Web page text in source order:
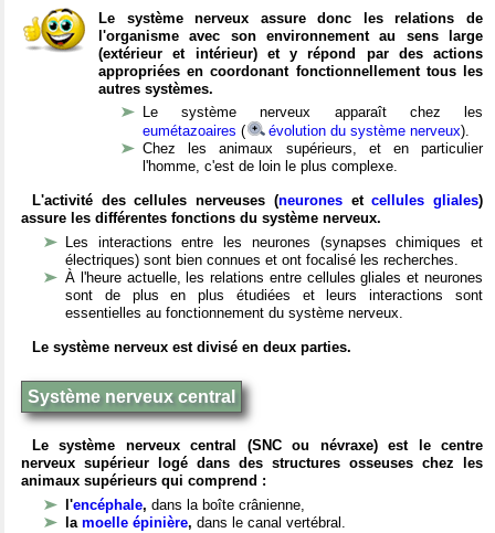
Le système nerveux assure donc les relations de
l'organisme avec son environnement au sens large
(extérieur et intérieur) et y répond par des actions
appropriées en coordonant fonctionnellement tous les
autres systèmes.
Le système nerveux apparaît chez les
eumétazoaires ( évolution du système nerveux).
Chez les animaux supérieurs, et en particulier
l'homme, c'est de loin le plus complexe.
L'activité des cellules nerveuses (neuronesetcellules gliales)
assure les différentes fonctions du système nerveux.
Les interactions entre les neurones (synapses chimiques et
électriques) sont bien connues et ont focalisé les recherches.
À l'heure actuelle, les relations entre cellules gliales et neurones
sont de plus en plus étudiées et leurs interactions sont
essentielles au fonctionnement du système nerveux.
Le système nerveux est divisé en deux parties.
Système nerveux central
Le système nerveux central (SNC ou névraxe) est le centre
nerveux supérieur logé dans des structures osseuses chez les
animaux supérieurs qui comprend :
l'encéphale, dans la boîte crânienne,
la moelle épinière, dans le canal vertébral.